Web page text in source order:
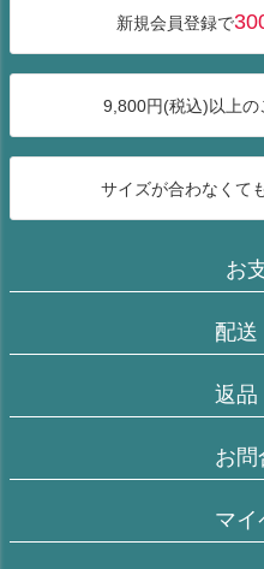
新規会員登録で
9,800円(税込)以上の
サイズが合わなくて
お
配送
返品
お問
マイ